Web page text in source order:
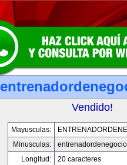
Vendido!
Mayusculas:
Minusculas:
Longitud:
20 caracteres